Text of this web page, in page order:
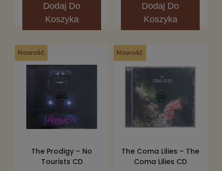
Dodaj Do
Koszyka
Dodaj Do
Koszyka
Nowość
The Prodigy – No
Tourists CD
Nowość
The Coma Lilies – The
Coma Lilies CD